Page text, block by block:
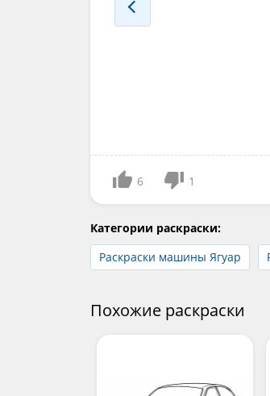
6 1
Категории раскраски:
Раскраски машины Ягуар
Похожие раскраски